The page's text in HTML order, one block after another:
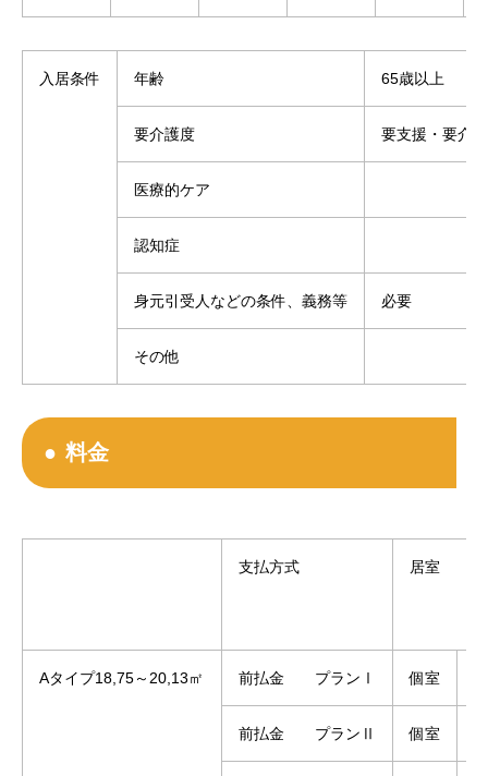
入居条件 年齢 65歳以上
要介護度 要支援・要介護
医療的ケア
認知症
身元引受人などの条件、義務等 必要
その他
料金
支払方式 居室
Aタイプ18,75～20,13㎡ 前払金 プランⅠ 個室
前払金 プランⅡ 個室